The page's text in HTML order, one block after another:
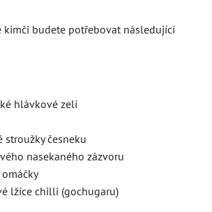
kimči budete potřebovat následující
hlávkové zelí
stroužky česneku
nasekaného zázvoru
lžíce chilli (gochugaru)